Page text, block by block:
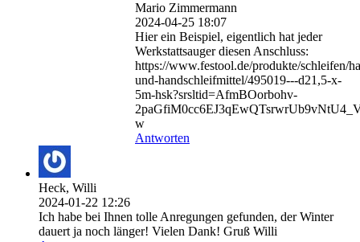
Mario Zimmermann
2024-04-25 18:07
Hier ein Beispiel, eigentlich hat jeder
Werkstattsauger diesen Anschluss:
https://www.festool.de/produkte/schleifen/
und-handschleifmittel/495019---d21,5-x-
5m-hsk?srsltid=AfmBOorbohv-
w
Antworten
Heck, Willi
2024-01-22 12:26
Ich habe bei Ihnen tolle Anregungen gefunden, der Winter
dauert ja noch länger! Vielen Dank! Gruß Willi